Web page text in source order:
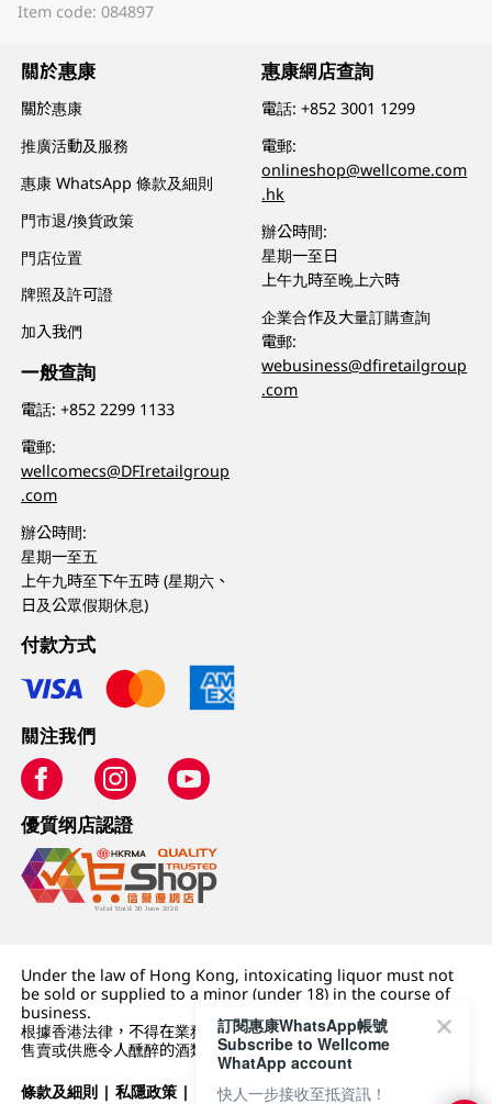
Item code: 084897
關於惠康
關於惠康
推廣活動及服務
惠康 WhatsApp 條款及細則
門市退/換貨政策
門店位置
牌照及許可證
加入我們
一般查詢
電話:+852 2299 1133
電郵:
wellcomecs@DFIretailgroup
.com
辦公時間:
星期一至五
上午九時至下午五時 (星期六、
日及公眾假期休息)
惠康網店查詢
電話:+852 3001 1299
電郵:
onlineshop@wellcome.com
.hk
辦公時間:
星期一至日
上午九時至晚上六時
企業合作及大量訂購查詢
電郵:
webusiness@dfiretailgroup
.com
付款方式
關注我們
優質纲店認證
Under the law of Hong Kong, intoxicating liquor must not
be sold or supplied to a minor (under 18) in the course of
business.
根據香港法律，不得在業務過程中，向未成年人 (18 歲以下人士)
售賣或供應令人醺醉的酒類。
條款及細則 |私隱政策 | DFI零售集團
訂閱惠康WhatsApp帳號
Subscribe to Wellcome
WhatApp account
快人一步接收至抵資訊！